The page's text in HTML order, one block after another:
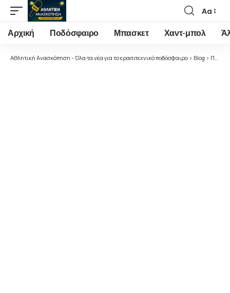
Font
Resizer
Αα
Αρχική Ποδόσφαιρο Μπασκετ Χαντ-μπολ
Αθλητική Ανασκόπηση - Όλα τα νέα για το ερασιτεχνικό ποδόσφαιρο > Blog > Ποδόσφαιρο